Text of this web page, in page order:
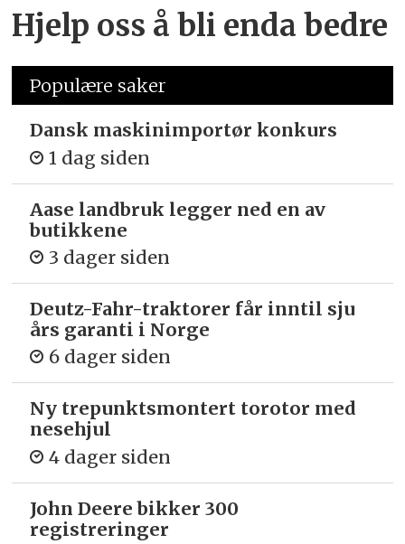
Hjelp oss å bli enda bedre
Populære saker
Dansk maskinimportør konkurs
1 dag siden
Aase landbruk legger ned en av
butikkene
3 dager siden
Deutz-Fahr-traktorer får inntil sju
års garanti i Norge
6 dager siden
Ny trepunkts­montert torotor med
nesehjul
4 dager siden
John Deere bikker 300
registreringer